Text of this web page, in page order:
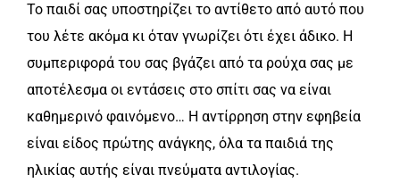
Το παιδί σας υποστηρίζει το αντίθετο από αυτό που
του λέτε ακόμα κι όταν γνωρίζει ότι έχει άδικο. Η
συμπεριφορά του σας βγάζει από τα ρούχα σας με
αποτέλεσμα οι εντάσεις στο σπίτι σας να είναι
καθημερινό φαινόμενο… Η αντίρρηση στην εφηβεία
είναι είδος πρώτης ανάγκης, όλα τα παιδιά της
ηλικίας αυτής είναι πνεύματα αντιλογίας.